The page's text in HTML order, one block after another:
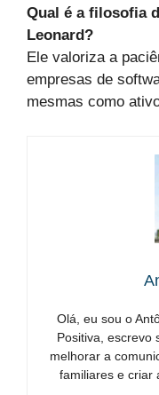
Qual é a filosofia
Leonard?
Ele valoriza a
empresas de
mesmas como
Olá, eu sou o
Positiva, escrevo
melhorar a
familiares e criar